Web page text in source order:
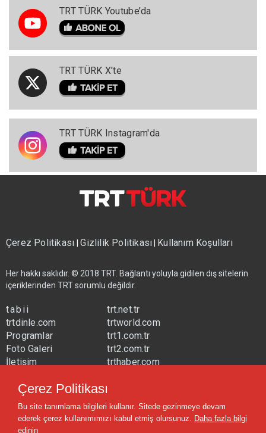
TRT TÜRK Youtube’da
TRT TÜRK X'te
TRT TÜRK Instagram'da
Çerez Politikası|Gizlilik Politikası| Kullanım Koşulları
Her hakkı saklıdır. © 2018 TRT. Bağlantı yoluyla gidilen dış sitelerin
içeriklerinden TRT sorumlu değildir.
tabii
trtdinle.com
Programlar
Foto Galeri
İletişim
trt.net.tr
trtworld.com
trt1.com.tr
trt2.com.tr
trthaber.com
trtavaz.com.tr
trtmuzik.net.tr
trtcocuk.net.tr
Çerez Politikası
Bu site tanımlama bilgileri kullanır. Sitede gezinmeye devam
ederek çerez kullanımımızı kabul etmiş olursunuz. Daha fazla bilgi
edinin